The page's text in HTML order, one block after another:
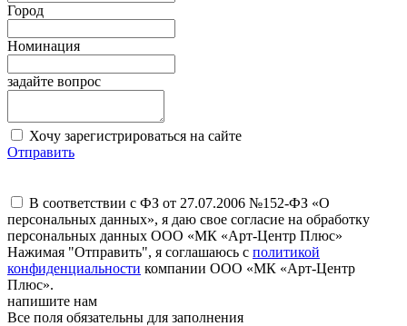
Город
Номинация
задайте вопрос
Хочу зарегистрироваться на сайте
Отправить
В соответствии с ФЗ от 27.07.2006 №152-ФЗ «О
персональных данных», я даю свое согласие на обработку
персональных данных ООО «МК «Арт-Центр Плюс»
Нажимая "Отправить", я соглашаюсь с политикой
конфиденциальности компании ООО «МК «Арт-Центр
Плюс».
напишите нам
Все поля обязательны для заполнения